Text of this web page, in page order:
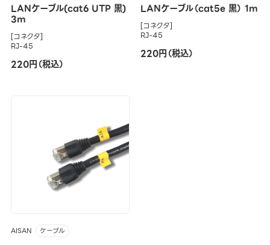
LANケーブル(cat6 UTP 黒)
3m
[コネクタ]
RJ-45
220円（税込）
LANケーブル（cat5e 黒） 1m
[コネクタ]
RJ-45
220円（税込）
AISAN ケーブル